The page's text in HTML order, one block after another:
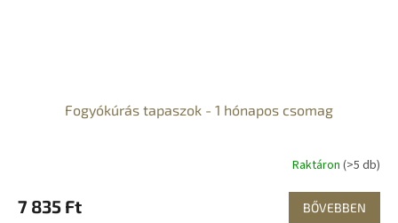
Fogyókúrás tapaszok - 1 hónapos csomag
Raktáron (>5 db)
7 835 Ft BŐVEBBEN